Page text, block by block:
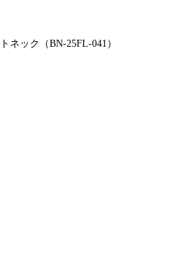
ネック（BN-25FL-041）